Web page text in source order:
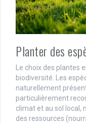
Planter des
Le choix des plantes
biodiversité. Les
naturellement
particulièrement
climat et au sol local,
des ressources